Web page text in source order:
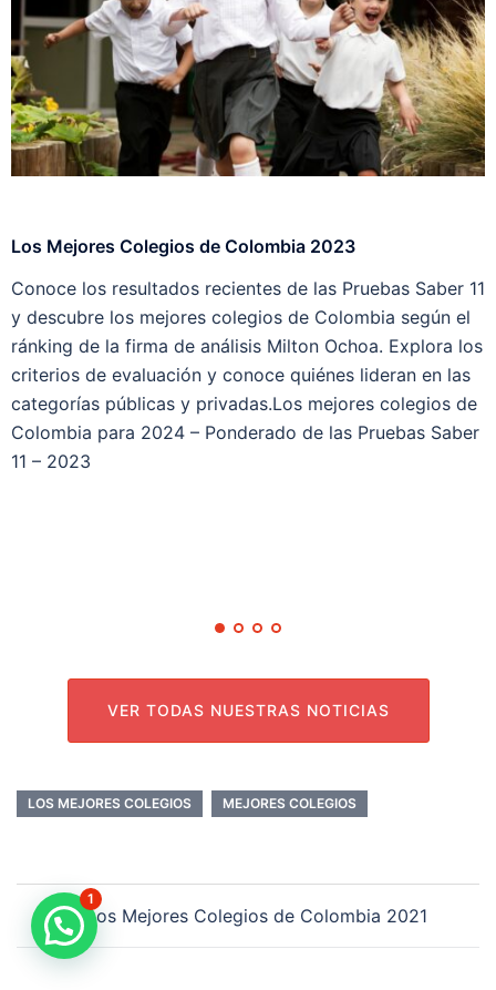
Los Mejores Colegios de Colombia 2023
Conoce los resultados recientes de las Pruebas Saber 11
y descubre los mejores colegios de Colombia según el
ránking de la firma de análisis Milton Ochoa. Explora los
criterios de evaluación y conoce quiénes lideran en las
categorías públicas y privadas.Los mejores colegios de
Colombia para 2024 – Ponderado de las Pruebas Saber
11 – 2023
VER TODAS NUESTRAS NOTICIAS
LOS MEJORES COLEGIOS MEJORES COLEGIOS
Los Mejores Colegios de Colombia 2021
1